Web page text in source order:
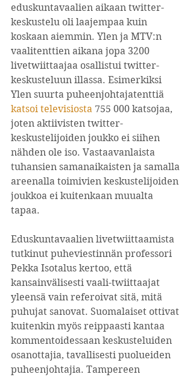
eduskuntavaalien aikaan twitter-
keskustelu oli laajempaa kuin
koskaan aiemmin. Ylen ja MTV:n
vaalitenttien aikana jopa 3200
livetwiittaajaa osallistui twitter-
keskusteluun illassa. Esimerkiksi
Ylen suurta puheenjohtajatenttiä
katsoi televisiosta 755 000 katsojaa,
joten aktiivisten twitter-
keskustelijoiden joukko ei siihen
nähden ole iso. Vastaavanlaista
tuhansien samanaikaisten ja samalla
areenalla toimivien keskustelijoiden
joukkoa ei kuitenkaan muualta
tapaa.
Eduskuntavaalien livetwiittaamista
tutkinut puheviestinnän professori
Pekka Isotalus kertoo, että
kansainvälisesti vaali-twiittaajat
yleensä vain referoivat sitä, mitä
puhujat sanovat. Suomalaiset ottivat
kuitenkin myös reippaasti kantaa
kommentoidessaan keskusteluiden
osanottajia, tavallisesti puolueiden
puheenjohtajia. Tampereen